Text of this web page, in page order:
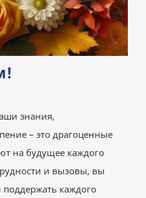
знания,
– это драгоценные
на будущее каждого
и вызовы, вы
каждого